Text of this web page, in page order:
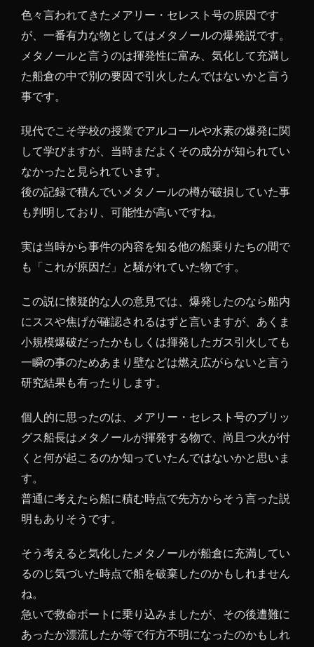
色々言われてきたメアリー・セレスト号の原因です
が、一番有力な物としてはメタノールの爆発説です。
メタノールと言うのは揮発性に富み、気化して充満し
た船倉の中で別の要因で引火したんではないかと言う
事です。
現代でこそ学校の授業でアルコールや水素の爆発に関
して学びますが、当時まだよくその成分が知られてい
なかったと見られています。
後の記録で積んでいメタノールの樽が破損していた事
も判明しており、可能性が高いですね。
実は当時から事件の内容を知る他の船乗りたちの間で
も「これが原因だ」と騒がれていた物です。
この説に懐疑的な人の意見では、爆発したのなら船内
にススや焦げが確認されるはずと言いますが、あくま
小規模爆破だったかもしくは揮発したガス引火しても
一瞬の事のためあまり壁などは燃え広がらないと言う
研究結果も有ったりします。
個人的に思ったのは、メアリー・セレスト号のブリッ
グス船長はメタノールが揮発する物で、尚且つ火が付
くと何が起こるのか知っていたんではないかと思いま
す。
普通に考えたら船に積む時点で先方からそう言った説
明もありそうです。
そう考えると気化したメタノールが船倉に充満してい
るのじ気づいた時点で船を破棄したのかもしれません
ね。
急いで救命ボートに乗り込みましたが、その後遭難に
あったか漂流したか等で行方不明になったのかもしれ